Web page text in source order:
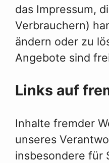
das Impressum,
Verbrauchern)
ändern oder zu
Angebote sind
Links auf
Inhalte fremder
unseres
insbesondere für